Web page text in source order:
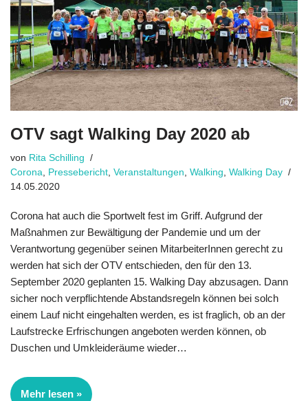
OTV sagt Walking Day 2020 ab
von Rita Schilling
Corona, Pressebericht, Veranstaltungen, Walking, Walking Day
14.05.2020
Corona hat auch die Sportwelt fest im Griff. Aufgrund der
Maßnahmen zur Bewältigung der Pandemie und um der
Verantwortung gegenüber seinen MitarbeiterInnen gerecht zu
werden hat sich der OTV entschieden, den für den 13.
September 2020 geplanten 15. Walking Day abzusagen. Dann
sicher noch verpflichtende Abstandsregeln können bei solch
einem Lauf nicht eingehalten werden, es ist fraglich, ob an der
Laufstrecke Erfrischungen angeboten werden können, ob
Duschen und Umkleideräume wieder…
Mehr lesen »